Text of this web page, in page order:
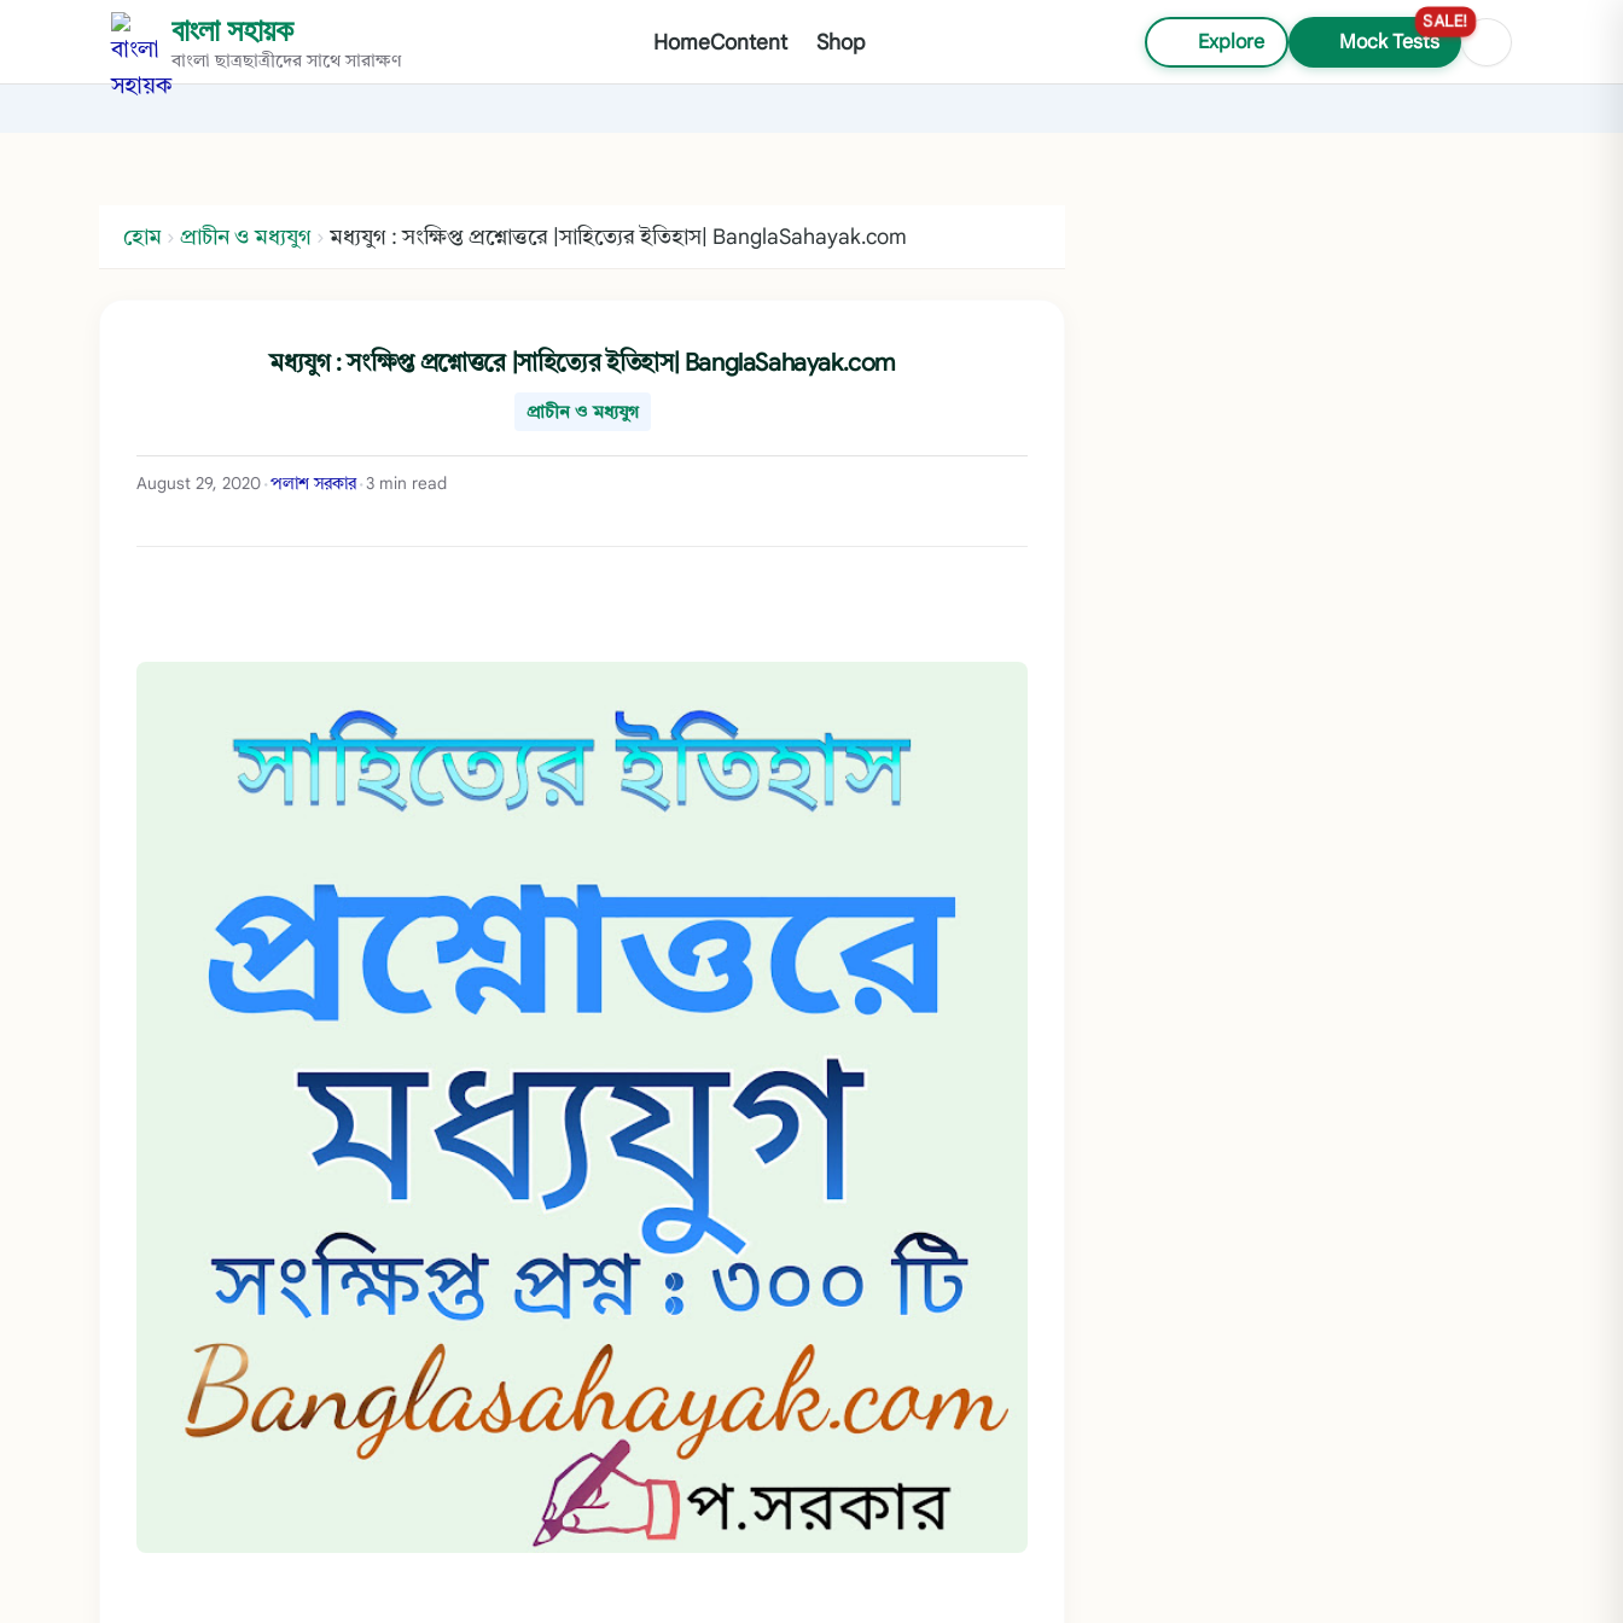
বাংলা সহায়ক
বাংলা ছাত্রছাত্রীদের সাথে সারাক্ষণ
HomeContent Shop Explore Mock Tests
SALE!
হোম › প্রাচীন ও মধ্যযুগ › মধ্যযুগ : সংক্ষিপ্ত প্রশ্নোত্তরে |সাহিত্যের ইতিহাস| BanglaSahayak.com
মধ্যযুগ : সংক্ষিপ্ত প্রশ্নোত্তরে |সাহিত্যের ইতিহাস| BanglaSahayak.com
প্রাচীন ও মধ্যযুগ
August 29, 2020 • পলাশ সরকার • 3 min read